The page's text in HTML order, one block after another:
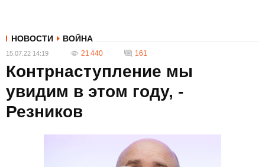
НОВОСТИ ВОЙНА
15.07.22 14:19 21 440 161
Контрнаступление мы
увидим в этом году, -
Резников